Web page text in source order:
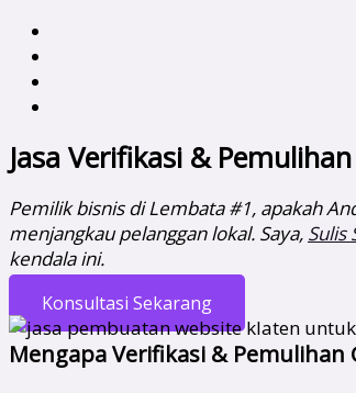
Jasa Verifikasi &
Pemilik bisnis di Lembata #1, apakah
menjangkau pelanggan lokal. Saya, Sulis
kendala ini.
Konsultasi Sekarang
Mengapa Verifikasi &